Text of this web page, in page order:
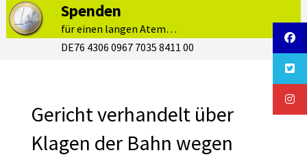
Spenden
für einen langen Atem…
DE76 4306 0967 7035 8411 00
Gericht verhandelt über
Klagen der Bahn wegen